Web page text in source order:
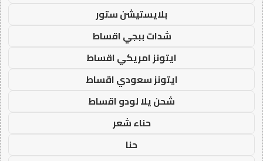
بلايستيشن ستور
شدات ببجي اقساط
ايتونز امريكي اقساط
ايتونز سعودي اقساط
شحن يلا لودو اقساط
حناء شعر
حنا